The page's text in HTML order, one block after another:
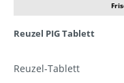
Reuzel PIG Tablett
Reuzel-Tablett